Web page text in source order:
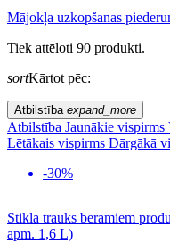
Mājokļa uzkopšanas
Tiek attēloti 90 produkti.
sortKārtot pēc:
Atbilstība expand_more
Atbilstība Jaunākie vispirms
Lētākais vispirms Dārgākā
-30%
Stikla trauks beramiem
apm. 1,6 L)